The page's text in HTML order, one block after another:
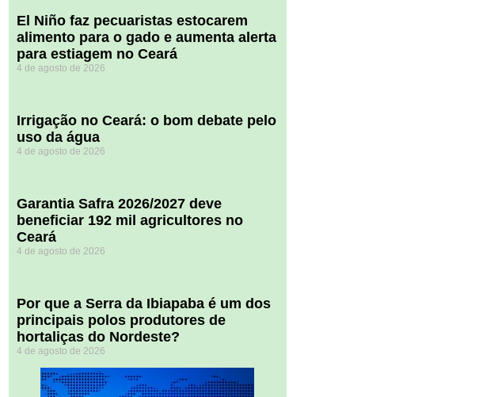
El Niño faz pecuaristas estocarem
alimento para o gado e aumenta alerta
para estiagem no Ceará
4 de agosto de 2026
Irrigação no Ceará: o bom debate pelo
uso da água
4 de agosto de 2026
Garantia Safra 2026/2027 deve
beneficiar 192 mil agricultores no
Ceará
4 de agosto de 2026
Por que a Serra da Ibiapaba é um dos
principais polos produtores de
hortaliças do Nordeste?
4 de agosto de 2026